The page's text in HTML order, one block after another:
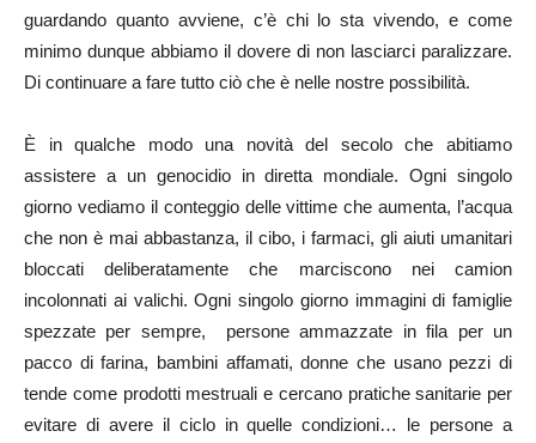
guardando quanto avviene, c’è chi lo sta vivendo, e come
minimo dunque abbiamo il dovere di non lasciarci paralizzare.
Di continuare a fare tutto ciò che è nelle nostre possibilità.
È in qualche modo una novità del secolo che abitiamo
assistere a un genocidio in diretta mondiale. Ogni singolo
giorno vediamo il conteggio delle vittime che aumenta, l’acqua
che non è mai abbastanza, il cibo, i farmaci, gli aiuti umanitari
bloccati deliberatamente che marciscono nei camion
incolonnati ai valichi. Ogni singolo giorno immagini di famiglie
spezzate per sempre, persone ammazzate in fila per un
pacco di farina, bambini affamati, donne che usano pezzi di
tende come prodotti mestruali e cercano pratiche sanitarie per
evitare di avere il ciclo in quelle condizioni… le persone a